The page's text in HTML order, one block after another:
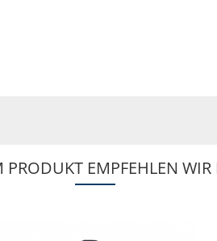
PRODUKT EMPFEHLEN